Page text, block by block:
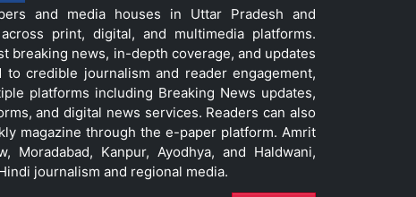
and media houses in Uttar Pradesh and
print, digital, and multimedia platforms.
breaking news, in-depth coverage, and updates
credible journalism and reader engagement,
platforms including Breaking News updates,
and digital news services. Readers can also
magazine through the e-paper platform. Amrit
Kanpur, Ayodhya, and Haldwani,
journalism and regional media.